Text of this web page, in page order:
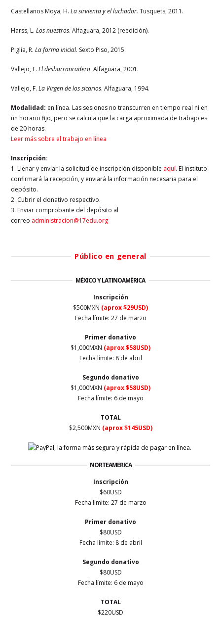
Castellanos Moya, H.La sirvienta y el luchador.Tusquets, 2011.
Harss, L.Los nuestros. Alfaguara, 2012 (reedición).
Piglia, R.La forma inicial. Sexto Piso, 2015.
Vallejo, F.El desbarrancadero. Alfaguara, 2001.
Vallejo, F.La Virgen de los sicarios. Alfaguara, 1994.
Modalidad: en línea. Las sesiones no transcurren en tiempo real ni en
un horario fijo, pero se calcula que la carga aproximada de trabajo es
de 20 horas.
Leer más sobre el trabajo en línea
Inscripción:
1. Llenar y enviar la solicitud de inscripción disponible aquí. El instituto
confirmará la recepción, y enviará la información necesaria para el
depósito.
2. Cubrir el donativo respectivo.
3. Enviar comprobante del depósito al
correo administracion@17edu.org
Público en general
MÉXICO Y LATINOAMÉRICA
Inscripción
$500MXN (aprox $29USD)
Fecha límite: 27 de marzo
Primer donativo
$1,000MXN (aprox $58USD)
Fecha límite: 8 de abril
Segundo donativo
$1,000MXN (aprox $58USD)
Fecha límite: 6 de mayo
TOTAL
$2,500MXN (aprox $145USD)
NORTEAMÉRICA
Inscripción
$60USD
Fecha límite: 27 de marzo
Primer donativo
$80USD
Fecha límite: 8 de abril
Segundo donativo
$80USD
Fecha límite: 6 de mayo
TOTAL
$220USD